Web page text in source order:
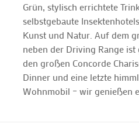
Grün, stylisch errichtete
selbstgebaute
Kunst und Natur. Auf dem
neben der Driving Range
den großen Concorde
Dinner und eine letzte
Wohnmobil – wir genießen